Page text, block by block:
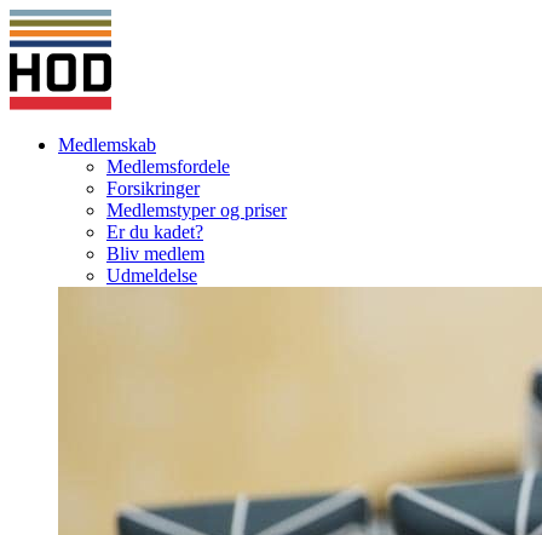
Medlemskab
Medlemsfordele
Forsikringer
Medlemstyper og priser
Er du kadet?
Bliv medlem
Udmeldelse